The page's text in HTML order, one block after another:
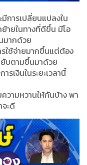
การเปลี่ยนแปลงใน
ายในทางที่ดีขึ้น มีโอ
มากด้วย
ใช้จ่ายมากขึ้นแต่ต้อง
บตามขึ้นมาด้วย
เงินในระยะเวลานี้
วามหวานให้กันบ้าง พา
ะดี